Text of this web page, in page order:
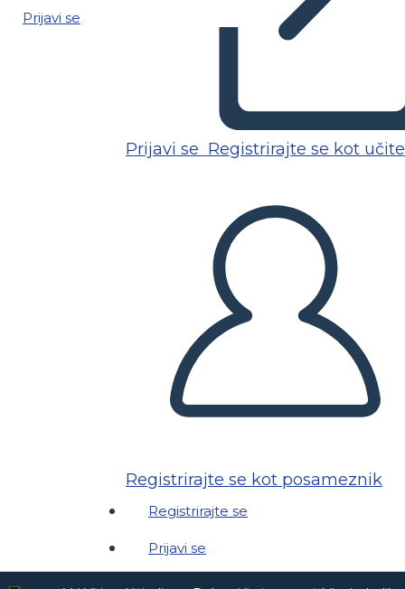
Prijavi se
Prijavi se Registrirajte se kot
Registrirajte se kot posameznik
Registrirajte se
Prijavi se